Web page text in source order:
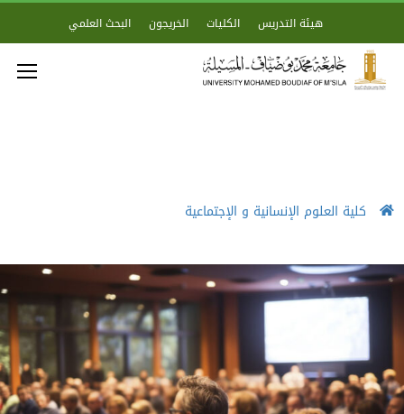
هيئة التدريس الكليات الخريجون البحث العلمي
كلية العلوم الإنسانية و الإجتماعية